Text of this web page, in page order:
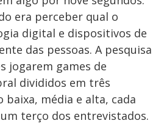
era perceber qual o
digital e dispositivos de
das pessoas. A pesquisa
jogarem games de
divididos em três
baixa, média e alta, cada
terço dos entrevistados.